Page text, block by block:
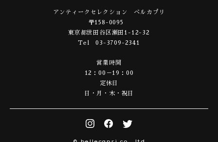
アンティークセレクション ベルカプリ
〒158-0095
東京都世田谷区瀬田1-12-32
Tel 03-3709-2341
営業時間
12：00－19：00
定休日
日・月・木・祝日